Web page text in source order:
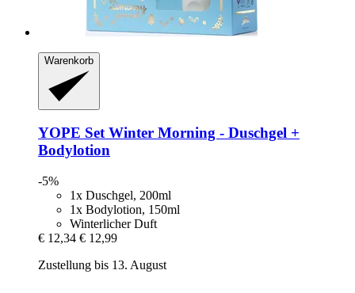
Warenkorb
YOPE Set Winter Morning -​ Duschgel +
Bodylotion
-5%
1x Duschgel, 200ml
1x Bodylotion, 150ml
Winterlicher Duft
€ 12,34 € 12,99
Zustellung bis 13. August